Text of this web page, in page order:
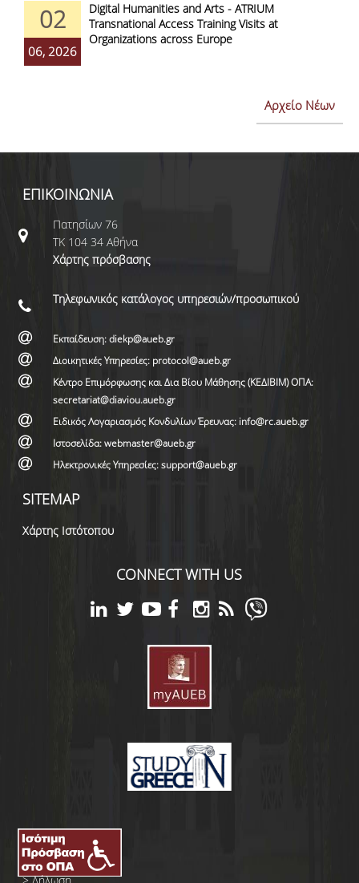
02
06, 2026
Digital Humanities and Arts - ATRIUM
Transnational Access Training Visits at
Organizations across Europe
Αρχείο Νέων
ΕΠΙΚΟΙΝΩΝΙΑ
Πατησίων 76
ΤΚ 104 34 Αθήνα
Χάρτης πρόσβασης
Τηλεφωνικός κατάλογος υπηρεσιών/προσωπικού
Εκπαίδευση: diekp@aueb.gr
Διοικητικές Υπηρεσίες: protocol@aueb.gr
Κέντρο Επιμόρφωσης και Δια Βίου Μάθησης (ΚΕΔΙΒΙΜ) ΟΠΑ:
secretariat@diaviou.aueb.gr
Ειδικός Λογαριασμός Κονδυλίων Έρευνας: info@rc.aueb.gr
Ιστοσελίδα: webmaster@aueb.gr
Ηλεκτρονικές Υπηρεσίες: support@aueb.gr
SITEMAP
Χάρτης Ιστότοπου
CONNECT WITH US